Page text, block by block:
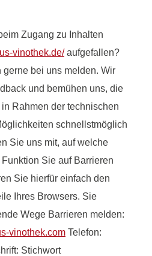
Zugang zu Inhalten
vinothek.de/aufgefallen?
bei uns melden. Wir
und bemühen uns, die
Rahmen der technischen
schnellstmöglich
Sie uns mit, auf welche
Sie auf Barrieren
Sie hierfür einfach den
Ihres Browsers. Sie
Wege Barrieren melden:
vinothek.com Telefon:
Stichwort